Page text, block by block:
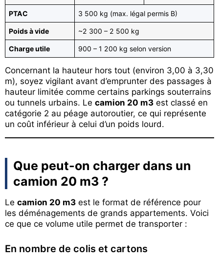
PTAC 3 500 kg (max. légal permis B)
Poids à vide ~2 300 – 2 500 kg
Charge utile 900 – 1 200 kg selon version
Concernant la hauteur hors tout (environ 3,00 à 3,30
m), soyez vigilant avant d’emprunter des passages à
hauteur limitée comme certains parkings souterrains
ou tunnels urbains. Le camion 20 m3 est classé en
catégorie 2 au péage autoroutier, ce qui représente
un coût inférieur à celui d’un poids lourd.
Que peut-on charger dans un
camion 20 m3 ?
Le camion 20 m3 est le format de référence pour
les déménagements de grands appartements. Voici
ce que ce volume utile permet de transporter :
En nombre de colis et cartons